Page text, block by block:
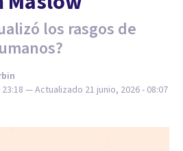
los rasgos de
— Actualizado 21 junio, 2026 - 08:07